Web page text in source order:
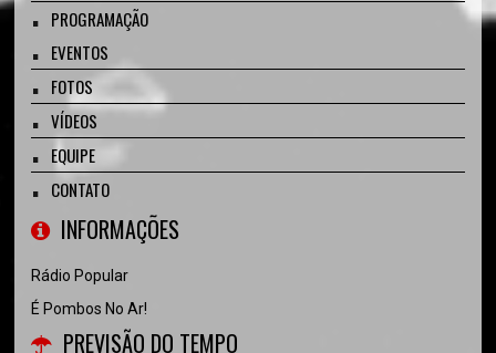
PROGRAMAÇÃO
EVENTOS
FOTOS
VÍDEOS
EQUIPE
CONTATO
INFORMAÇÕES
Rádio Popular
É Pombos No Ar!
PREVISÃO DO TEMPO